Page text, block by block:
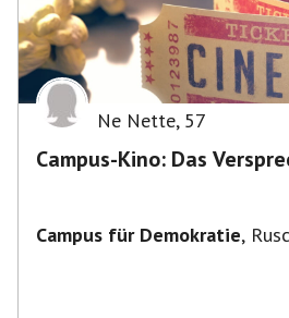
Ne Nette, 57
Campus-Kino: Das
Campus für Demokratie,